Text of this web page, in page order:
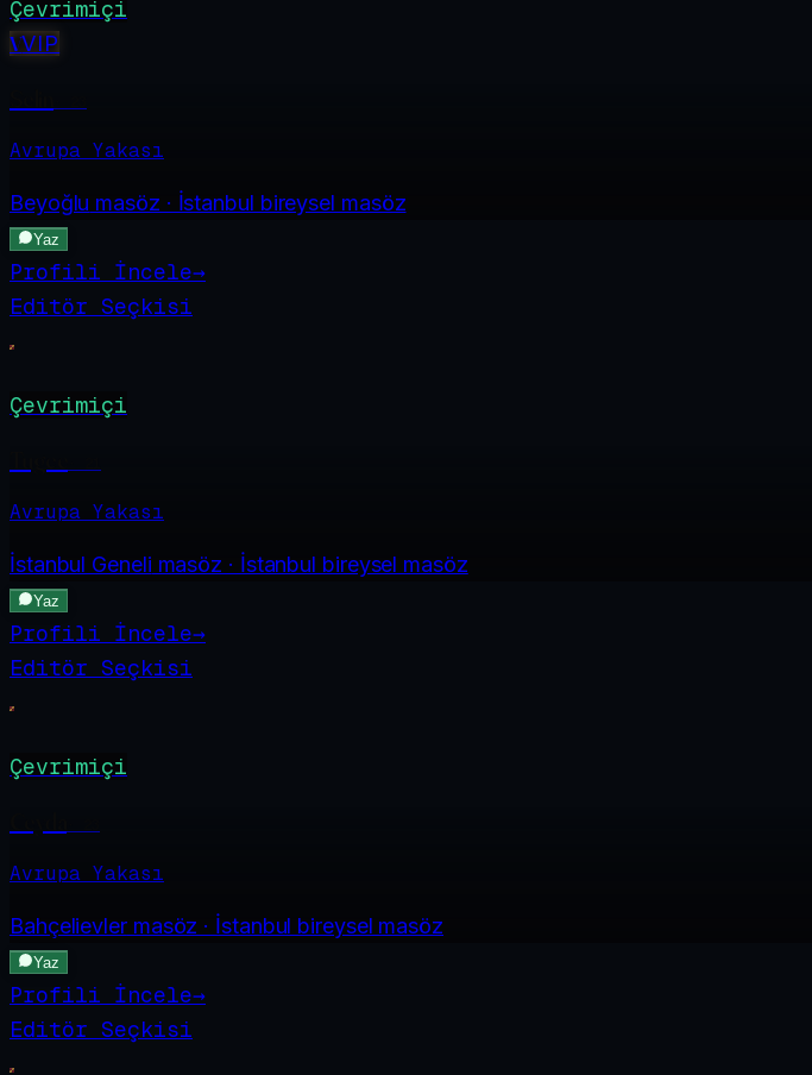
Çevrimiçi
VVIP
Avrupa Yakası
Beyoğlu masöz · İstanbul bireysel masöz
Yaz
Profili İncele→
Editör Seçkisi
Çevrimiçi
Avrupa Yakası
İstanbul Geneli masöz · İstanbul bireysel masöz
Yaz
Profili İncele→
Editör Seçkisi
Çevrimiçi
Avrupa Yakası
Bahçelievlermasöz · İstanbul bireysel masöz
Yaz
Profili İncele→
Editör Seçkisi